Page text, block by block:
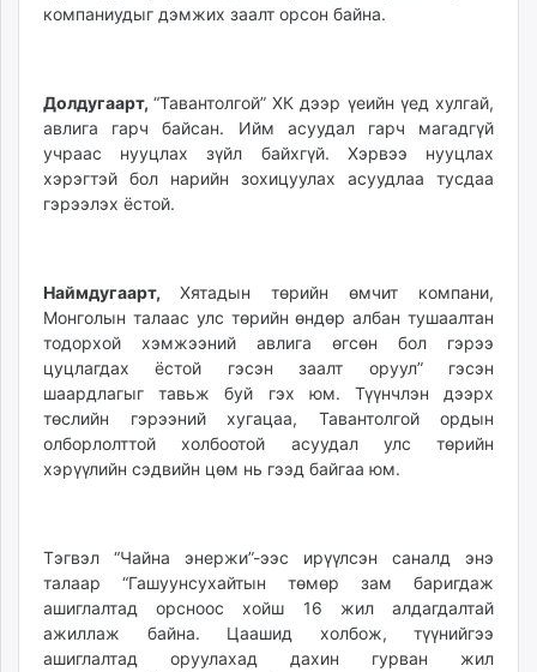
компаниудыг дэмжих заалт орсон байна.
Долдугаарт, “Тавантолгой” ХК дээр үеийн үед хулгай,
авлига гарч байсан. Ийм асуудал гарч магадгүй
учраас нууцлах зүйл байхгүй. Хэрвээ нууцлах
хэрэгтэй бол нарийн зохицуулах асуудлаа тусдаа
гэрээлэх ёстой.
Наймдугаарт, Хятадын төрийн өмчит компани,
Монголын талаас улс төрийн өндөр албан тушаалтан
тодорхой хэмжээний авлига өгсөн бол гэрээ
цуцлагдах ёстой гэсэн заалт оруул” гэсэн
шаардлагыг тавьж буй гэх юм. Түүнчлэн дээрх
төслийн гэрээний хугацаа, Тавантолгой ордын
олборлолттой холбоотой асуудал улс төрийн
хэрүүлийн сэдвийн цөм нь гээд байгаа юм.
Тэгвэл “Чайна энержи”-ээс ирүүлсэн саналд энэ
талаар “Гашуунсухайтын төмөр зам баригдаж
ашиглалтад орсноос хойш 16 жил алдагдалтай
ажиллаж байна. Цаашид холбож, түүнийгээ
ашиглалтад оруулахад дахин гурван жил